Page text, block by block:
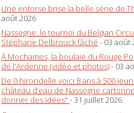
Une entorse brise la belle série de
août 2026
Nassogne: le tournoi du Belgian
Stéphane Delbrouck fâché - 03 août
À Mochamps, la boulaie du Rouge
de l'Ardenne (vidéo et photos)- 03
De 0 hirondelle voici 8 ans à 500
château d’eau de Nassogne
donner des idées" - 31 juillet 2026